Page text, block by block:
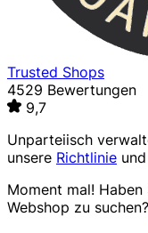
Trusted Shops
4529 Bewertungen
9,7
Unparteiisch
unsere Richtlinie und
Moment mal!
Webshop zu suchen?